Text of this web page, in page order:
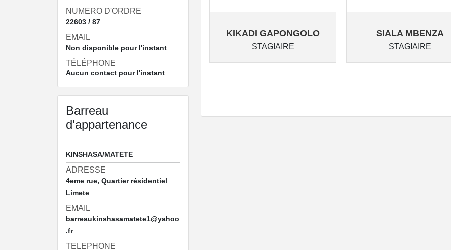
NUMERO D'ORDRE
22603 / 87
EMAIL
Non disponible pour l'instant
TÉLÉPHONE
Aucun contact pour l'instant
Barreau
d'appartenance
KINSHASA/MATETE
ADRESSE
4eme rue, Quartier résidentiel
Limete
EMAIL
barreaukinshasamatete1@yahoo
.fr
TELEPHONE
KIKADI GAPONGOLO
STAGIAIRE
SIALA MBENZA
STAGIAIRE